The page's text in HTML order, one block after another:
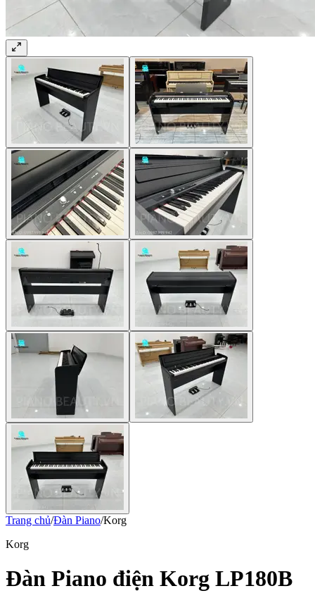
Trang chủ/Đàn Piano/Korg
Korg
Đàn Piano điện Korg LP180B